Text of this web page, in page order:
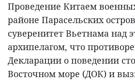
Проведение Китаем
районе Парасельских
суверенитет Вьетнама над
архипелагом, что
Декларации о поведении
Восточном море (ДОК) и